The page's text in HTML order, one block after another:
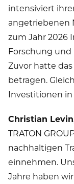
intensiviert
angetriebenen
zum Jahr 2026
Forschung
Zuvor hatte
betragen.
Investitionen
Christian
TRATON
nachhaltigen
einnehmen.
Jahre haben